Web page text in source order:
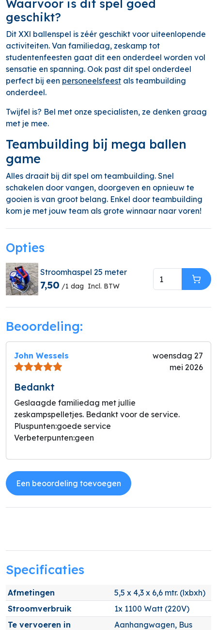
Waarvoor is dit spel goed
geschikt?
Dit XXl ballenspel is zéér geschikt voor uiteenlopende
activiteiten. Van familiedag, zeskamp tot
studentenfeesten gaat dit een onderdeel worden vol
sensatie en spanning. Ook past dit spel onderdeel
perfect bij een personeelsfeest als teambuilding
onderdeel.
Twijfel is? Bel met onze specialisten, ze denken graag
met je mee.
Teambuilding bij mega ballen
game
Alles draait bij dit spel om teambuilding. Snel
schakelen door vangen, doorgeven en opnieuw te
gooien is van groot belang. Enkel door teambuilding
kom je met jouw team als grote winnaar naar voren!
Opties
Stroomhaspel 25 meter
7,50 /1 dag Incl. BTW In
Beoordeling:
John Wessels
woensdag 27
mei 2026
Bedankt
Geslaagde familiedag met jullie
zeskampspelletjes. Bedankt voor de service.
Pluspunten:goede service
Verbeterpunten:geen
Een beoordeling toevoegen
Specificaties
Afmetingen
5,5 x 4,3 x 6,6 mtr. (lxbxh)
Stroomverbruik
1x 1100 Watt (220V)
Te vervoeren in
Aanhangwagen, Bus